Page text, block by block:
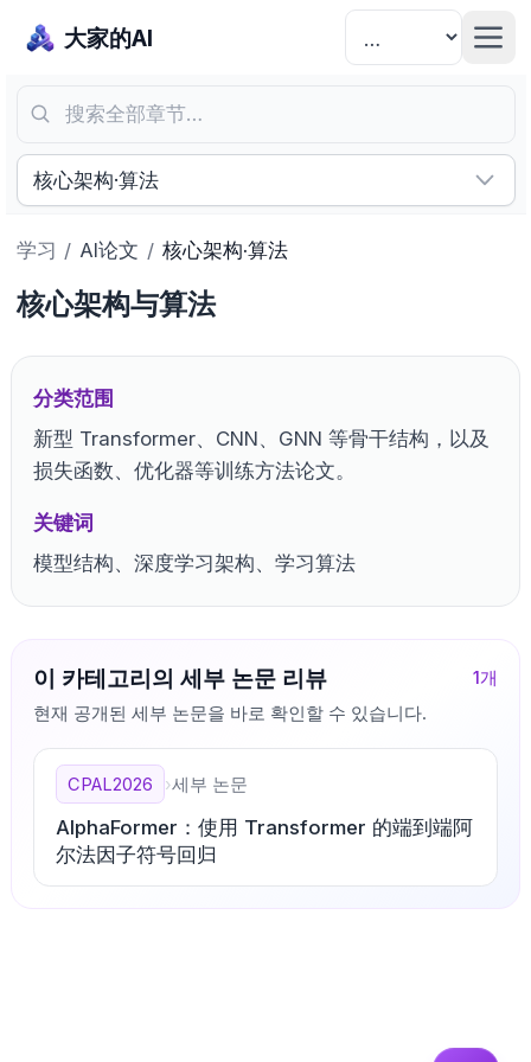
大家的AI
搜索全部章节…
核心架构·算法
学习 / AI论文 / 核心架构·算法
核心架构与算法
分类范围
新型 Transformer、CNN、GNN 等骨干结构，以及
损失函数、优化器等训练方法论文。
关键词
模型结构、深度学习架构、学习算法
이 카테고리의 세부 논문 리뷰 1개
현재 공개된 세부 논문을 바로 확인할 수 있습니다.
CPAL2026 ›세부 논문
AlphaFormer：使用 Transformer 的端到端阿
尔法因子符号回归